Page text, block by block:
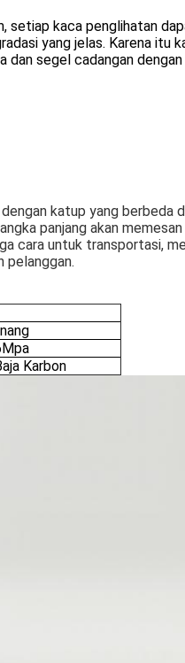
setiap kaca penglihatan
yang jelas. Karena itu
segel cadangan
katup yang berbeda
panjang akan
cara untuk transportasi,
pelanggan.
Karbon